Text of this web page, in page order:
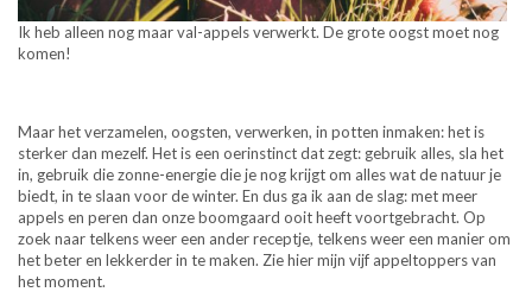
Ik heb alleen nog maar val-appels verwerkt. De grote oogst moet nog
komen!
Maar het verzamelen, oogsten, verwerken, in potten inmaken: het is
sterker dan mezelf. Het is een oerinstinct dat zegt: gebruik alles, sla het
in, gebruik die zonne-energie die je nog krijgt om alles wat de natuur je
biedt, in te slaan voor de winter. En dus ga ik aan de slag: met meer
appels en peren dan onze boomgaard ooit heeft voortgebracht. Op
zoek naar telkens weer een ander receptje, telkens weer een manier om
het beter en lekkerder in te maken. Zie hier mijn vijf appeltoppers van
het moment.